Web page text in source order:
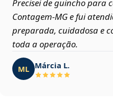
Precisei de guincho para
Contagem‑MG e fui
preparada, cuidadosa e
toda a operação.
ML Márcia L.